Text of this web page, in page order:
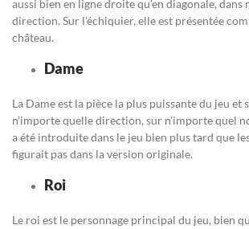
aussi bien en ligne droite qu’en diagonale, dans
direction. Sur l’échiquier, elle est présentée
château.
Dame
La Dame est la pièce la plus puissante du jeu et
n’importe quelle direction, sur n’importe quel
a été introduite dans le jeu bien plus tard que
figurait pas dans la version originale.
Roi
Le roi est le personnage principal du jeu, bien